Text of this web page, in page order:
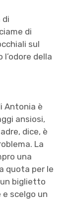
di
di
sul
l’odore della
Antonia è
ansiosi,
dice, è
La
una
quota per le
biglietto
scelgo un